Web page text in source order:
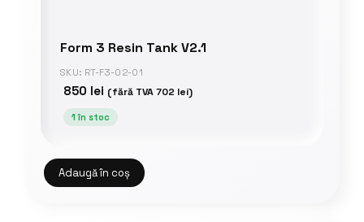
Form 3 Resin Tank V2.1
SKU: RT-F3-02-01
850 lei (fără TVA702 lei)
1 în stoc
Adaugă în coș